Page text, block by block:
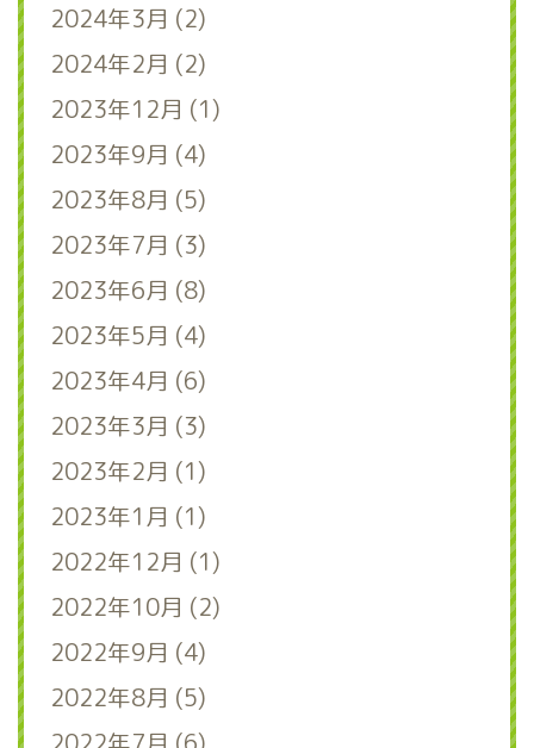
2024年3月 (2)
2024年2月 (2)
2023年12月 (1)
2023年9月 (4)
2023年8月 (5)
2023年7月 (3)
2023年6月 (8)
2023年5月 (4)
2023年4月 (6)
2023年3月 (3)
2023年2月 (1)
2023年1月 (1)
2022年12月 (1)
2022年10月 (2)
2022年9月 (4)
2022年8月 (5)